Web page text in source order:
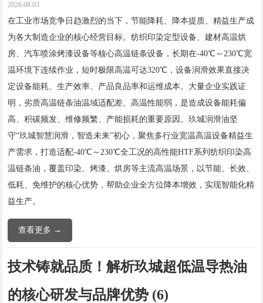
2026.08.03
在工业市场竞争日趋激烈的当下，节能降耗、降本提质、精益生产成
为各大制造企业的核心经营目标。纺织印染定型设备、建材高温烘
房、汽车喷涂烤漆设备等核心高温链条设备，长期在-40℃～230℃宽
温环境下连续作业，短时极限高温可达320℃，设备润滑效果直接决
定设备能耗、生产效率、产品良品率和运维成本。大量企业实践证
明，劣质高温链条油温域适配差、高温性能弱，是造成设备能耗偏
高、积碳频发、维修频繁、产能损耗的重要原因。玖城润滑油坚
守“玖城智慧润滑，智造未来”初心，聚焦多行业宽温高温设备精益生
产需求，打造适配-40℃～230℃全工况的高性能HTF系列纺织印染高
温链条油，覆盖印染、烤漆、烘房等主流高温场景，以节能、长效、
低耗、免维护的核心优势，帮助企业全方位降本增效，实现智能化精
益生产。
查看更多 →
技术铸就品质！解析玖城超低温导热油
的核心研发与品牌优势 (6)